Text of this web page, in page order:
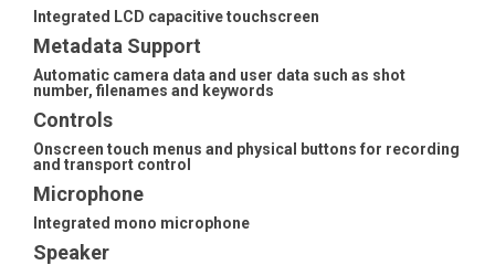
Integrated LCD capacitive touchscreen
Metadata Support
Automatic camera data and user data such as shot
number, filenames and keywords
Controls
Onscreen touch menus and physical buttons for recording
and transport control
Microphone
Integrated mono microphone
Speaker